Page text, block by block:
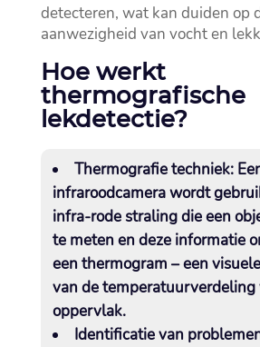
detecteren, wat kan duiden op
aanwezigheid van vocht en
Hoe werkt
thermografische
lekdetectie?
Thermografie techniek:
infraroodcamera wordt
infra-rode straling die een
te meten en deze informatie
een thermogram – een
van de temperatuurverdeling
oppervlak.​
Identificatie van